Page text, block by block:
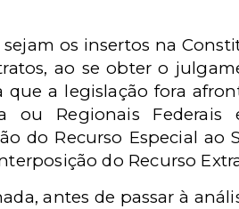
os insertos na
ao se obter o
a legislação fora
Regionais Federais
do Recurso Especial ao
do Recurso
antes de passar à